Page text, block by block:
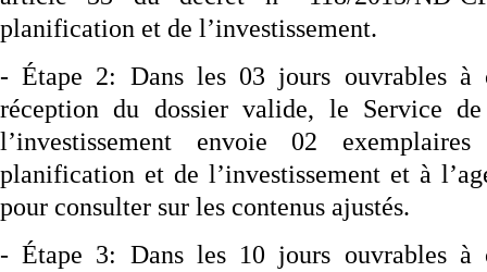
planification et de l’investissement.
- Étape 2: Dans les 03 jours ouvrables à
réception du dossier valide, le Service
l’investissement envoie 02
planification et de l’investissement et à
pour consulter sur les contenus ajustés.
- Étape 3: Dans les 10 jours ouvrables à